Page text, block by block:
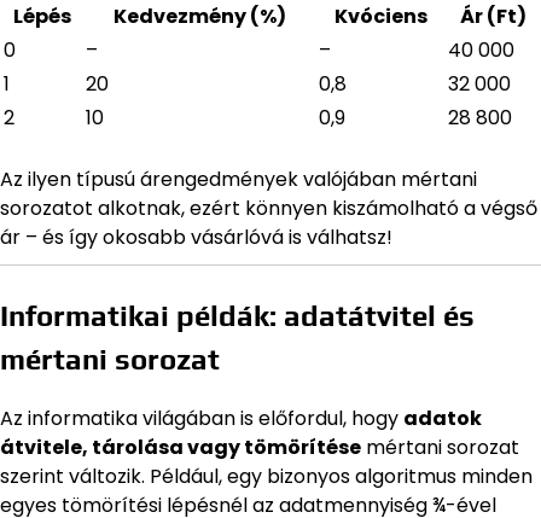
Lépés
Kedvezmény (%) Kvóciens
Ár (Ft)
0
– –
40 000
1
20 0,8
32 000
2
10 0,9 28 800
Az ilyen típusú árengedmények valójában mértani
sorozatot alkotnak, ezért könnyen kiszámolható a végső
ár – és így okosabb vásárlóvá is válhatsz!
Informatikai példák: adatátvitel és
mértani sorozat
Az informatika világában is előfordul, hogy adatok
átvitele, tárolása vagy tömörítése mértani sorozat
szerint változik. Például, egy bizonyos algoritmus minden
egyes tömörítési lépésnél az adatmennyiség ¾-ével